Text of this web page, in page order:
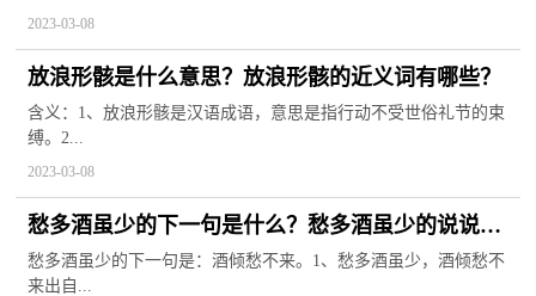
2023-03-08
放浪形骸是什么意思？放浪形骸的近义词有哪些？
含义：1、放浪形骸是汉语成语，意思是指行动不受世俗礼节的束
缚。2...
2023-03-08
愁多酒虽少的下一句是什么？愁多酒虽少的说说句
子怎么写？
愁多酒虽少的下一句是：酒倾愁不来。1、愁多酒虽少，酒倾愁不
来出自...